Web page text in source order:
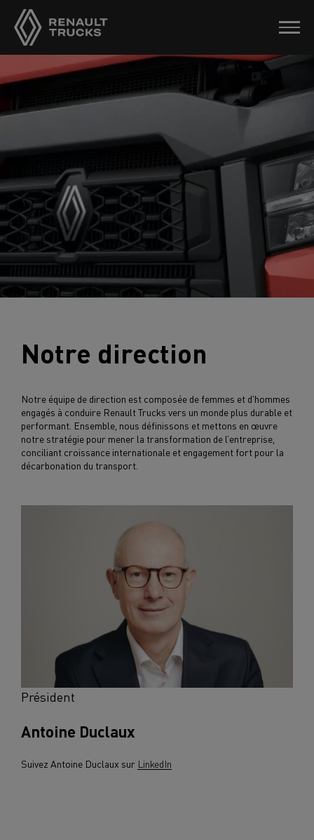
Notre direction
Notre équipe de direction est composée de femmes et d'hommes
engagés à conduire Renault Trucks vers un monde plus durable et
performant. Ensemble, nous définissons et mettons en œuvre
notre stratégie pour mener la transformation de l’entreprise,
conciliant croissance internationale et engagement fort pour la
décarbonation du transport.
Président
Antoine Duclaux
Suivez Antoine Duclaux sur LinkedIn